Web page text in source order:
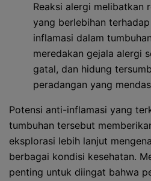
Reaksi alergi melibatkan
yang berlebihan
inflamasi dalam
meredakan gejala alergi
gatal, dan hidung
peradangan yang
Potensi anti-inflamasi yang
tumbuhan tersebut
eksplorasi lebih lanjut
berbagai kondisi kesehatan.
penting untuk diingat bahwa